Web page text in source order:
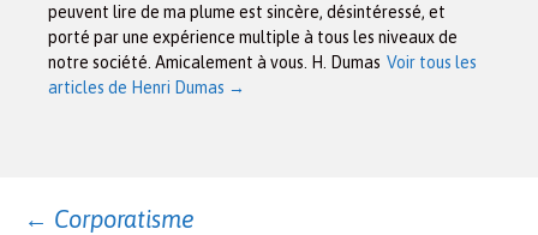
peuvent lire de ma plume est sincère, désintéressé, et
porté par une expérience multiple à tous les niveaux de
notre société. Amicalement à vous. H. Dumas Voir tous les
articles de Henri Dumas →
← Corporatisme